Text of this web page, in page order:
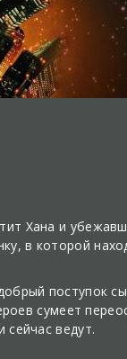
Хана и
в которой
поступок
сумеет
ведут.